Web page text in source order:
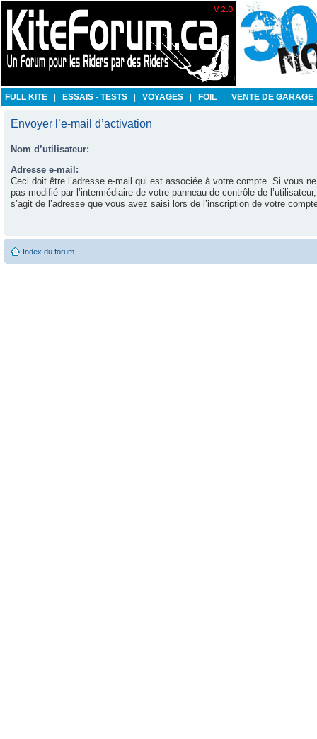
FULL KITE ESSAIS - TESTS VOYAGES FOIL VENTE DE GARAGE
Envoyer l’e-mail d’activation
Nom d’utilisateur:
Adresse e-mail:
Ceci doit être l’adresse e-mail qui est associée à votre compte. Si vous ne
pas modifié par l’intermédiaire de votre panneau de contrôle de
s’agit de l’adresse que vous avez saisi lors de l’inscription de votre
Index du forum